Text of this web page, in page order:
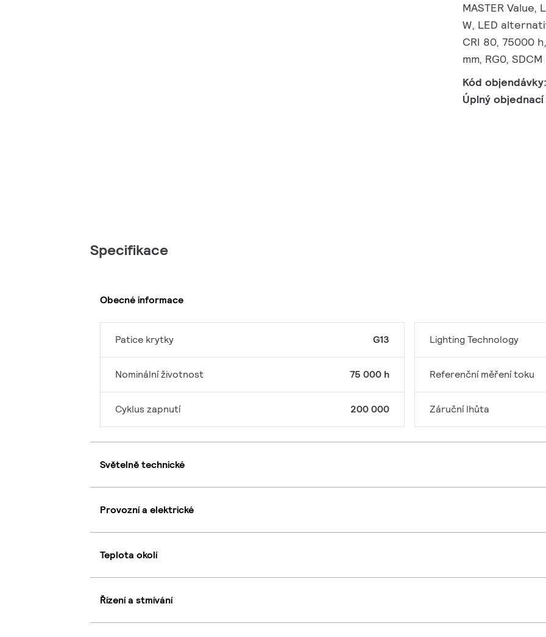
MASTER Value,
W, LED
CRI 80, 75000
mm, RG0,
Kód objendávky:
Úplný
Specifikace
Obecné informace
Patice krytky G13
Nominální životnost 75 000 h
Cyklus zapnutí 200 000
Lighting Technology
Referenční měření toku
Záruční lhůta
Světelně technické
Provozní a elektrické
Teplota okolí
Řízení a stmívání